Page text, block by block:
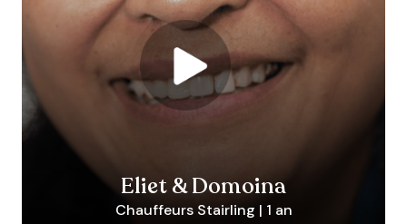
Eliet & Domoina
Chauffeurs Stairling | 1 an